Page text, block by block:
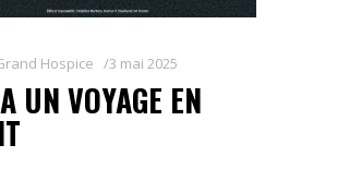
Hospice 3 mai 2025
UN VOYAGE EN